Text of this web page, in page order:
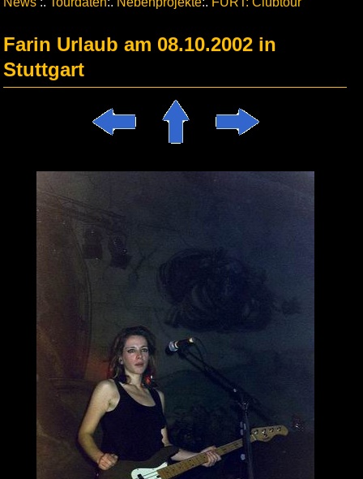
Farin Urlaub am 08.10.2002 in
Stuttgart